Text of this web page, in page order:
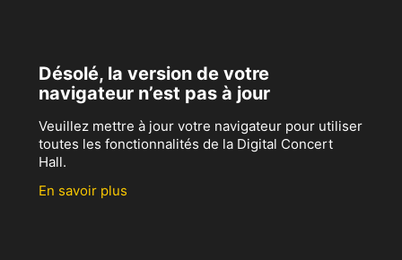
Désolé, la version de votre
navigateur n’est pas à jour
Veuillez mettre à jour votre navigateur pour utiliser
toutes les fonctionnalités de la Digital Concert
Hall.
En savoir plus